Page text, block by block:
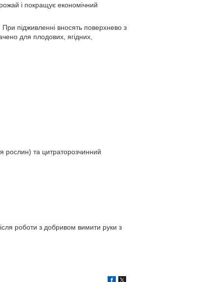
і покращує економічний
підживленні вносять поверхнево з
для плодових, ягідних,
рослин) та цитраторозчинний
роботи з добривом вимити руки з